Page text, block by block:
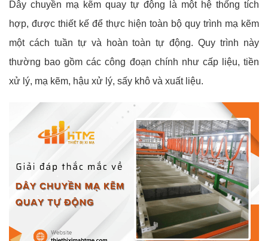
Dây chuyền mạ kẽm quay tự động là một hệ thống tích
hợp, được thiết kế để thực hiện toàn bộ quy trình mạ kẽm
một cách tuần tự và hoàn toàn tự động. Quy trình này
thường bao gồm các công đoạn chính như cấp liệu, tiền
xử lý, mạ kẽm, hậu xử lý, sấy khô và xuất liệu.